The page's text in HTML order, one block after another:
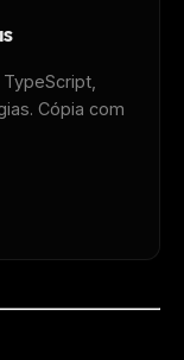
Cópia com